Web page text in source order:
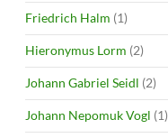
Friedrich Halm (1)
Hieronymus Lorm (2)
Johann Gabriel Seidl (2)
Johann Nepomuk Vogl (1)